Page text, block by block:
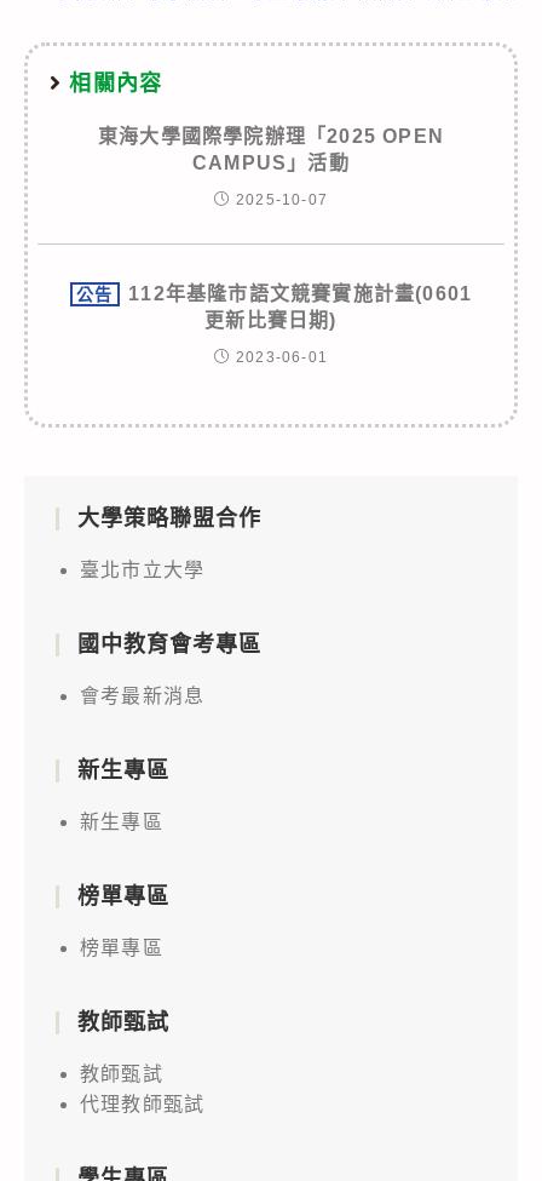
相關內容
東海大學國際學院辦理「2025 OPEN
CAMPUS」活動
2025-10-07
公告
112年基隆市語文競賽實施計畫(0601
更新比賽日期)
2023-06-01
大學策略聯盟合作
臺北市立大學
國中教育會考專區
會考最新消息
新生專區
新生專區
榜單專區
榜單專區
教師甄試
教師甄試
代理教師甄試